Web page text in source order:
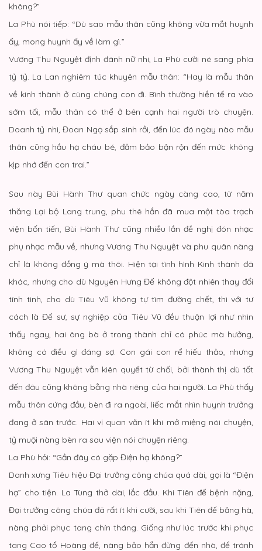
không?”
La Phù nói tiếp: “Dù sao mẫu thân cũng không vừa mắt huynh
ấy, mong huynh ấy về làm gì.”
Vương Thu Nguyệt định đánh nữ nhi, La Phù cười né sang phía
tỷ tỷ. La Lan nghiêm túc khuyên mẫu thân: “Hay là mẫu thân
về kinh thành ở cùng chúng con đi. Bình thường hiền tế ra vào
sớm tối, mẫu thân có thể ở bên cạnh hai người trò chuyện.
Doanh tỷ nhi, Đoan Ngọ sắp sinh rồi, đến lúc đó ngày nào mẫu
thân cũng hầu hạ cháu bé, đảm bảo bận rộn đến mức không
kịp nhớ đến con trai.”
Sau này Bùi Hành Thư quan chức ngày càng cao, từ năm
thăng Lại bộ Lang trung, phu thê hắn đã mua một tòa trạch
viện bốn tiến, Bùi Hành Thư cũng nhiều lần đề nghị đón nhạc
phụ nhạc mẫu về, nhưng Vương Thu Nguyệt và phu quân nàng
chỉ là không đồng ý mà thôi. Hiện tại tình hình Kinh thành đã
khác, nhưng cho dù Nguyên Hưng Đế không đột nhiên thay đổi
tính tình, cho dù Tiêu Vũ không tự tìm đường chết, thì với tư
cách là Đế sư, sự nghiệp của Tiêu Vũ đều thuận lợi như nhìn
thấy ngay, hai ông bà ở trong thành chỉ có phúc mà hưởng,
không có điều gì đáng sợ. Con gái con rể hiếu thảo, nhưng
Vương Thu Nguyệt vẫn kiên quyết từ chối, bởi thành thị dù tốt
đến đâu cũng không bằng nhà riêng của hai người. La Phù thấy
mẫu thân cứng đầu, bèn đi ra ngoài, liếc mắt nhìn huynh trưởng
đang ở sân trước. Hai vị quan văn ít khi mở miệng nói chuyện,
tỷ muội nàng bèn ra sau viện nói chuyện riêng.
La Phù hỏi: “Gần đây có gặp Điện hạ không?”
Danh xưng Tiêu hiệu Đại trưởng công chúa quá dài, gọi là “Điện
hạ” cho tiện. La Tùng thở dài, lắc đầu. Khi Tiên đế bệnh nặng,
Đại trưởng công chúa đã rất ít khi cười, sau khi Tiên đế băng hà,
nàng phải phục tang chín tháng. Giống như lúc trước khi phục
tang Cao tổ Hoàng đế, nàng bảo hắn đừng đến nhà, để tránh